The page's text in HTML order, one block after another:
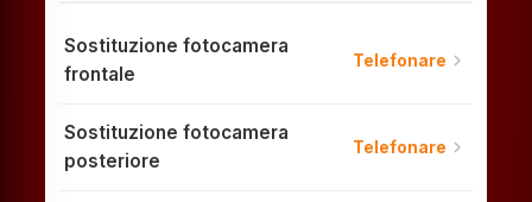
Sostituzione fotocamera
frontale
Telefonare chevron_right
Sostituzione fotocamera
posteriore
Telefonare chevron_right